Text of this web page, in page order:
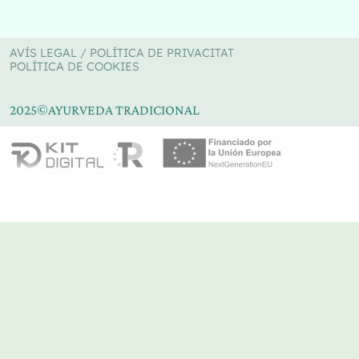
AVÍS LEGAL / POLÍTICA DE PRIVACITAT
POLÍTICA DE COOKIES
2025©AYURVEDA TRADICIONAL